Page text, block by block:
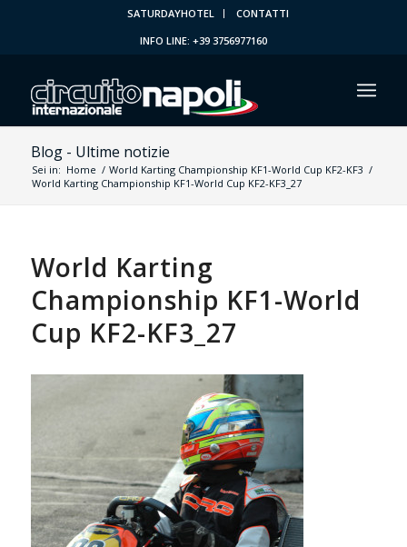
SATURDAYHOTEL
CONTATTI
INFO LINE: +39 3756977160
Blog - Ultime notizie
Sei in: Home / World Karting Championship KF1-World Cup KF2-KF3 /
World Karting Championship KF1-World Cup KF2-KF3_27
World Karting
Championship KF1-World
Cup KF2-KF3_27